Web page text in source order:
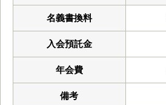
名義書換料
入会預託金
年会費
備考